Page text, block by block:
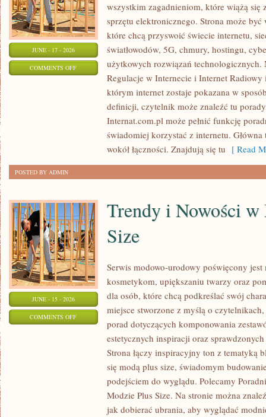
JUNE - 17 - 2026
COMMENTS OFFON
PRZECHOWYWANIE
wszystkim zagadnieniom, które wiążą się
sprzętu elektronicznego. Strona może
które chcą przyswoić świecie internetu,
światłowodów, 5G, chmury, hostingu,
użytkowych rozwiązań technologicznych.
Regulacje w Internecie i Internet
którym internet zostaje pokazana w
definicji, czytelnik może znaleźć tu
Internat.com.pl może pełnić funkcję
świadomiej korzystać z internetu.
wokół łączności. Znajdują się tu [ Read
POSTED BY ADMIN
JUNE - 15 - 2026
COMMENTS OFFON
Trendy i Nowości w
Size
Serwis modowo-urodowy poświęcony
kosmetykom, upiększaniu twarzy oraz
dla osób, które chcą podkreślać swój
miejsce stworzone z myślą o
porad dotyczących komponowania
estetycznych inspiracji oraz
Strona łączy inspiracyjny ton z tematyką
się modą plus size, świadomym
podejściem do wyglądu. Polecamy
Modzie Plus Size. Na stronie można
jak dobierać ubrania, aby wyglądać